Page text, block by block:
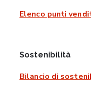
Elenco punti
Sostenibilità
Bilancio di